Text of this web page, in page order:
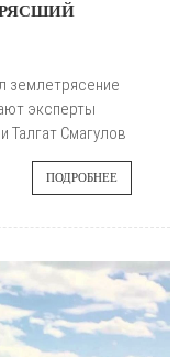
землетрясение
эксперты
Талгат Смагулов
ПОДРОБНЕЕ